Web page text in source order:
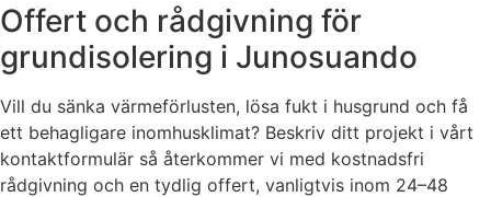
Offert och rådgivning för
grundisolering i Junosuando
Vill du sänka värmeförlusten, lösa fukt i husgrund och få
ett behagligare inomhusklimat? Beskriv ditt projekt i vårt
kontaktformulär så återkommer vi med kostnadsfri
rådgivning och en tydlig offert, vanligtvis inom 24–48